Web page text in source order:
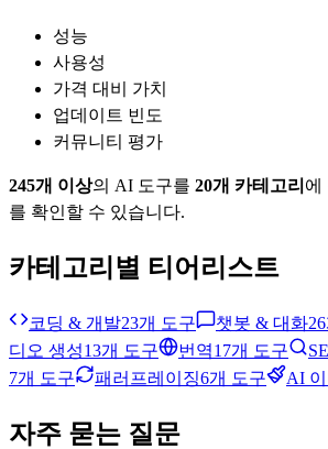
성능
사용성
가격 대비 가치
업데이트 빈도
커뮤니티 평가
245개 이상의 AI 도구를 20개 카테고리 에
를 확인할 수 있습니다.
카테고리별 티어리스트
코딩 & 개발23개 도구 챗봇 & 대화
디오 생성13개 도구 번역17개 도구
7개 도구
패러프레이징6개 도구 AI
자주 묻는 질문